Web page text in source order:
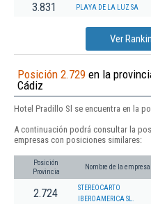
3.831 PLAYA DE LA LUZ SA
Ver
Posición 2.729 en la
Cádiz
Hotel Pradillo Sl se encuentra en la
A continuación podrá consultar la
empresas con posiciones similares:
Posición
Provincia
Nombre de la empresa
2.724
STEREOCARTO
IBEROAMERICA SL.